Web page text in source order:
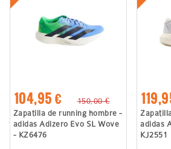
104,95 €
150,00 €
Zapatilla de running hombre -
adidas Adizero Evo SL Wove
- KZ6476
adidas
KJ2551